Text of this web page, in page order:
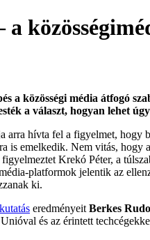
a közösségi média átfogó
a választ, hogyan lehet
arra hívta fel a figyelmet, hogy
is emelkedik. Nem vitás,
Krekó Péter, a
platformok jelentik az
ki.
eredményeit Berkes
és az érintett